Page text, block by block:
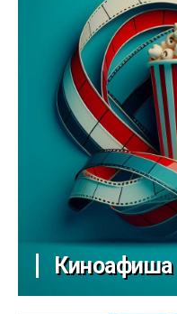
Киноафиша